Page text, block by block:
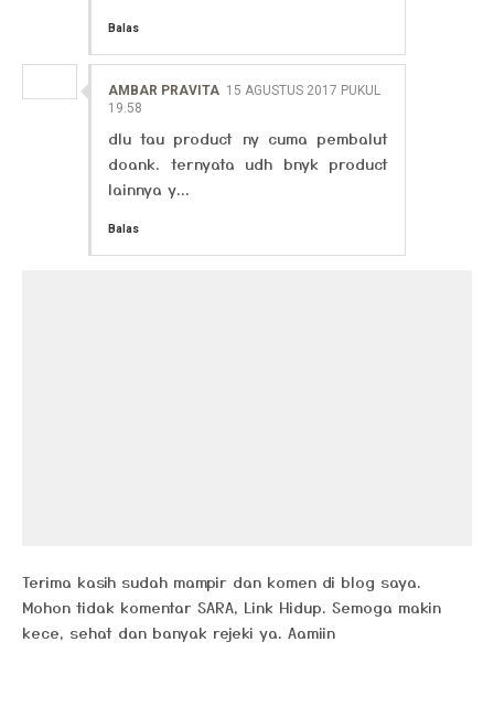
Balas
AMBAR PRAVITA 15 AGUSTUS 2017 PUKUL
19.58
dlu tau product ny cuma pembalut
doank. ternyata udh bnyk product
lainnya y...
Balas
Terima kasih sudah mampir dan komen di blog saya.
Mohon tidak komentar SARA, Link Hidup. Semoga makin
kece, sehat dan banyak rejeki ya. Aamiin